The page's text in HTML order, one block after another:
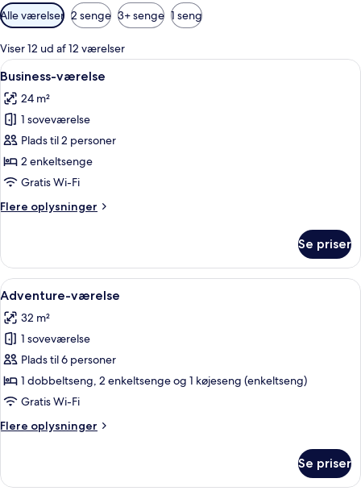
Tilgængelige
filtre
for
værelser
Alle værelser 2 senge 3+ senge 1 seng
Viser 12 ud af 12 værelser
Indlæs
alle
billeder
af
Business-
værelse
Business-værelse | Allergivenligt
4
Business-værelse
24 m²
1 soveværelse
Plads til 2 personer
2 enkeltsenge
Gratis Wi-Fi
Flere oplysninger
Flere
værelse
Se priser
Indlæs
alle
billeder
af
Adventure-
værelse
Et hotelværelse med en stor seng,
4
Adventure-værelse
32 m²
1 soveværelse
Plads til 6 personer
1 dobbeltseng, 2 enkeltsenge og 1 køjeseng (enkeltseng)
Gratis Wi-Fi
Flere oplysninger
Flere
værelse
Se priser